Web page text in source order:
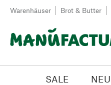
Zum Inhalt springen
Warenhäuser Brot & Butter
SALE NEU